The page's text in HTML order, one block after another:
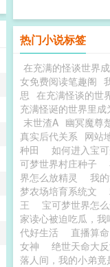
热门小说标签
在充满的怪谈世界
女免费阅读笔趣阁
思 在充满怪谈的世
充满怪诞的世界里
末世渣A 幽冥魔尊
真实后代关系 网站
种田
如何进入宝
可梦世界村庄种子
界怎么放精灵
我
梦农场培育系统文
王
宝可梦世界怎
家读心被迫吃瓜，我
代好生活
直播算
女神
绝世天命大
落人间，我的小弟竟